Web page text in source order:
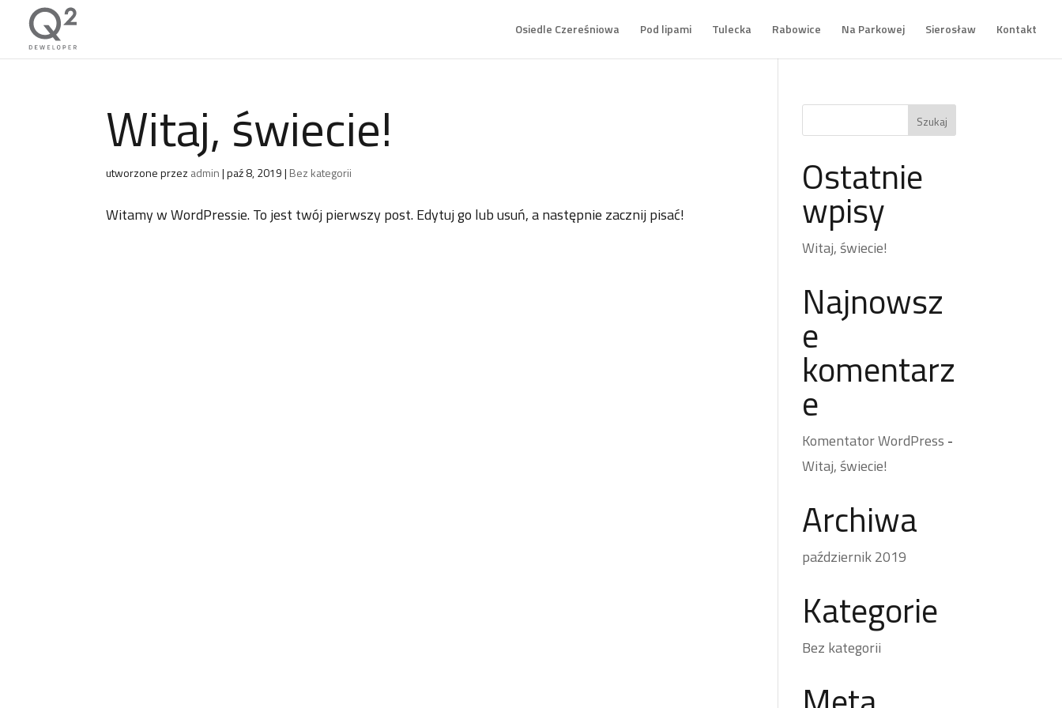
Osiedle Czereśniowa Pod lipami Tulecka Rabowice Na Parkowej Sierosław Kontakt
Witaj, świecie!
utworzone przez admin|paź 8, 2019| Bez kategorii
Witamy w WordPressie. To jest twój pierwszy post. Edytuj go lub usuń, a następnie zacznij pisać!
Ostatnie
wpisy
Witaj, świecie!
Najnowsz
e
komentarz
e
Komentator WordPress -
Witaj, świecie!
Archiwa
październik 2019
Kategorie
Bez kategorii